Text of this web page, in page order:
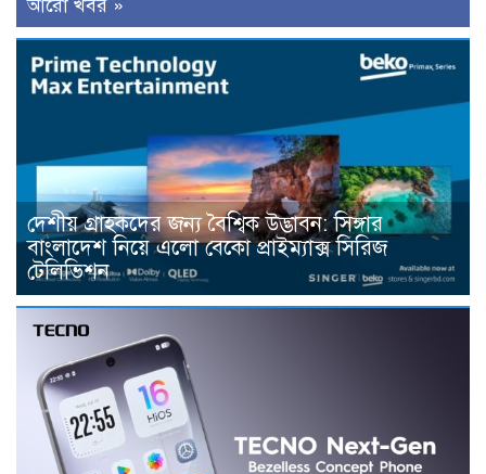
আরো খবর »
দেশীয় গ্রাহকদের জন্য বৈশ্বিক উদ্ভাবন: সিঙ্গার
বাংলাদেশ নিয়ে এলো বেকো প্রাইম্যাক্স সিরিজ
টেলিভিশন